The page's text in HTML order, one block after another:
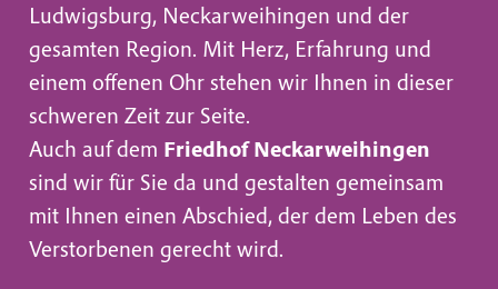
Ludwigsburg, Neckarweihingen und der
gesamten Region. Mit Herz, Erfahrung und
einem offenen Ohr stehen wir Ihnen in dieser
schweren Zeit zur Seite.
Auch auf dem Friedhof Neckarweihingen
sind wir für Sie da und gestalten gemeinsam
mit Ihnen einen Abschied, der dem Leben des
Verstorbenen gerecht wird.